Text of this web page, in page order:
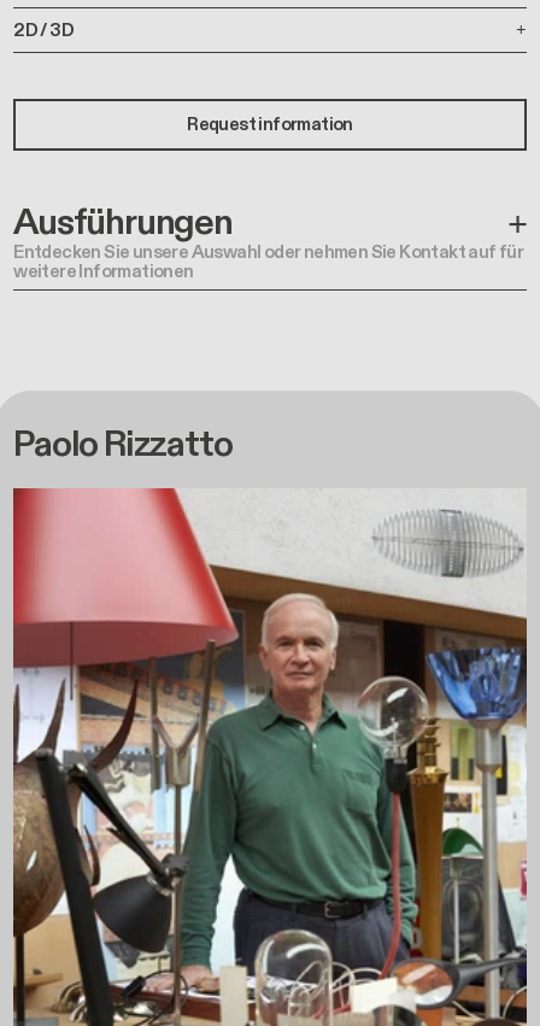
2D / 3D
Request information
Ausführungen
Entdecken Sie unsere Auswahl oder nehmen Sie Kontakt auf für
weitere Informationen
Paolo Rizzatto